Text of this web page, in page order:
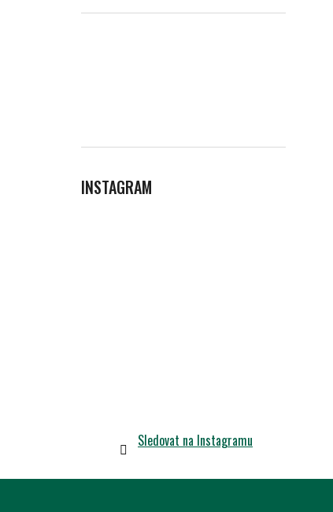
INSTAGRAM
Sledovat na Instagramu
Z